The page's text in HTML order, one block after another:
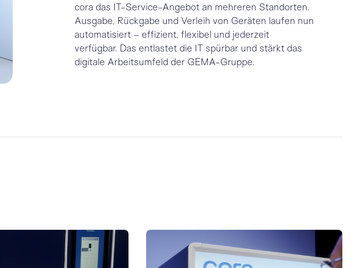
cora das IT-Service-Angebot an mehreren Standorten.
Ausgabe, Rückgabe und Verleih von Geräten laufen nun
automatisiert – effizient, flexibel und jederzeit
verfügbar. Das entlastet die IT spürbar und stärkt das
digitale Arbeitsumfeld der GEMA-Gruppe.